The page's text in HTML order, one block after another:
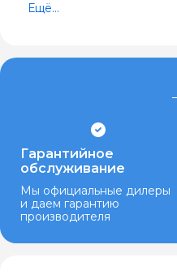
Ещё...
Гарантийное
обслуживание
Мы официальные дилеры
и даем гарантию
производителя